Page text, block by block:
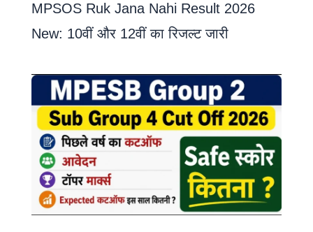
MPSOS Ruk Jana Nahi Result 2026
New: 10वीं और 12वीं का रिजल्ट जारी